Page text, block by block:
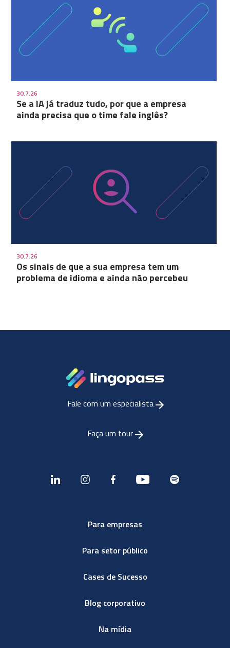
30.7.26
Se a IA já traduz tudo, por que a empresa
ainda precisa que o time fale inglês?
30.7.26
Os sinais de que a sua empresa tem um
problema de idioma e ainda não percebeu
Fale com um especialista
Faça um tour
Para empresas
Para setor público
Cases de Sucesso
Blog corporativo
Na mídia